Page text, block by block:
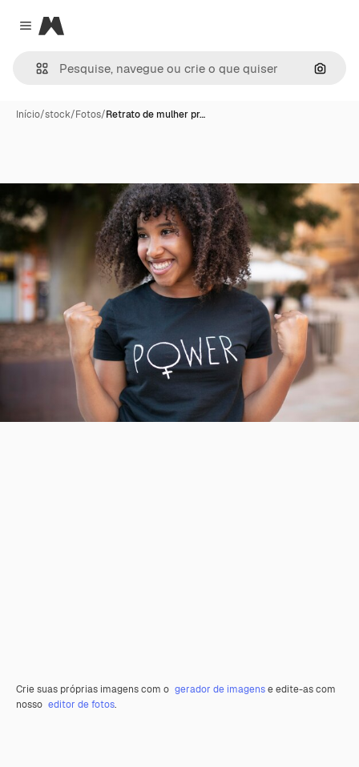
Close menu
Magnific
Início/stock/Fotos/Retrato de mulher pr…
Crie suas próprias imagens com o gerador de imagense edite-as com
nosso editor de fotos.